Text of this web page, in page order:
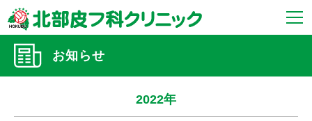
お知らせ
2022年